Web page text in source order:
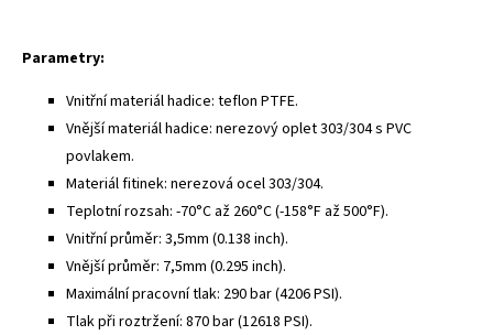
Parametry:
Vnitřní materiál hadice: teflon PTFE.
Vnější materiál hadice: nerezový oplet 303/304 s PVC
povlakem.
Materiál fitinek: nerezová ocel 303/304.
Teplotní rozsah: -70°C až 260°C (-158°F až 500°F).
Vnitřní průměr: 3,5mm (0.138 inch).
Vnější průměr: 7,5mm (0.295 inch).
Maximální pracovní tlak: 290 bar (4206 PSI).
Tlak při roztržení: 870 bar (12618 PSI).